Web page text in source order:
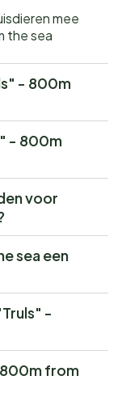
mee
the sea
- 800m
- 800m
voor
sea een
-
800m from